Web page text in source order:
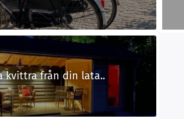
kvittra från din lata..